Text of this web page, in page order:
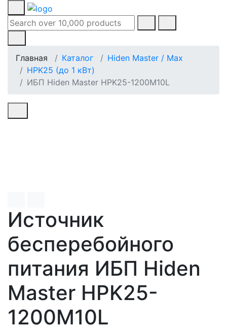
Главная Каталог
Hiden Master / Max
HPK25 (до 1 кВт)
ИБП Hiden Master HPK25-1200M10L
Источник
бесперебойного
питания ИБП Hiden
Master HPK25-
1200M10L